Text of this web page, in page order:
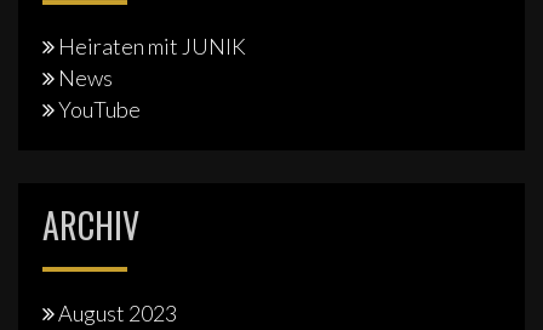
Heiraten mit JUNIK
News
YouTube
ARCHIV
August 2023